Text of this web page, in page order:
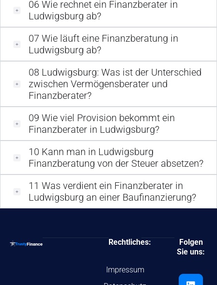
06 Wie rechnet ein Finanzberater in
Ludwigsburg ab?
07 Wie läuft eine Finanzberatung in
Ludwigsburg ab?
08 Ludwigsburg: Was ist der Unterschied
zwischen Vermögensberater und
Finanzberater?
09 Wie viel Provision bekommt ein
Finanzberater in Ludwigsburg?
10 Kann man in Ludwigsburg
Finanzberatung von der Steuer absetzen?
11 Was verdient ein Finanzberater in
Ludwigsburg an einer Baufinanzierung?
Rechtliches:
Impressum
Folgen
Sie uns: